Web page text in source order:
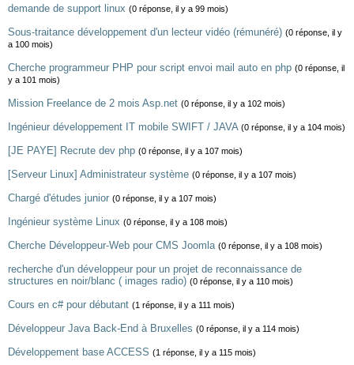
demande de support linux (0 réponse, il y a 99 mois)
Sous-traitance développement d'un lecteur vidéo (rémunéré) (0 réponse, il y
a 100 mois)
Cherche programmeur PHP pour script envoi mail auto en php (0 réponse, il
y a 101 mois)
Mission Freelance de 2 mois Asp.net (0 réponse, il y a 102 mois)
Ingénieur développement IT mobile SWIFT / JAVA (0 réponse, il y a 104 mois)
[JE PAYE] Recrute dev php (0 réponse, il y a 107 mois)
[Serveur Linux] Administrateur système (0 réponse, il y a 107 mois)
Chargé d'études junior (0 réponse, il y a 107 mois)
Ingénieur système Linux (0 réponse, il y a 108 mois)
Cherche Développeur-Web pour CMS Joomla (0 réponse, il y a 108 mois)
recherche d'un développeur pour un projet de reconnaissance de
structures en noir/blanc ( images radio) (0 réponse, il y a 110 mois)
Cours en c# pour débutant (1 réponse, il y a 111 mois)
Développeur Java Back-End à Bruxelles (0 réponse, il y a 114 mois)
Développement base ACCESS (1 réponse, il y a 115 mois)